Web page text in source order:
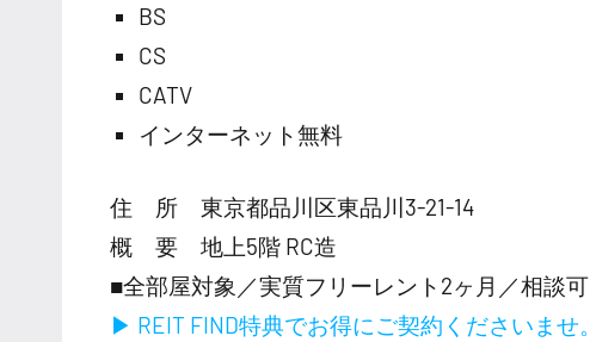
BS
CS
CATV
インターネット無料
住 所 東京都品川区東品川3-21-14
概 要 地上5階 RC造
■全部屋対象／実質フリーレント2ヶ月／相談可
▶ REIT FIND特典でお得にご契約くださいませ。